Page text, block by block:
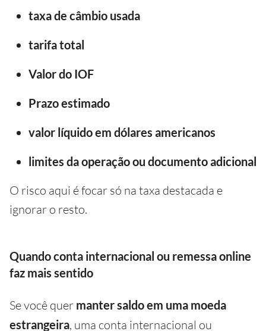
taxa de câmbio usada
tarifa total
Valor do IOF
Prazo estimado
valor líquido em dólares americanos
limites da operação ou documento adicional
O risco aqui é focar só na taxa destacada e
ignorar o resto.
Quando conta internacional ou remessa online
faz mais sentido
Se você quer manter saldo em uma moeda
estrangeira, uma conta internacional ou